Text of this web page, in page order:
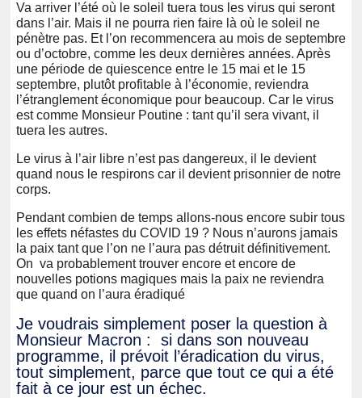
Va arriver l’été où le soleil tuera tous les virus qui seront
dans l’air. Mais il ne pourra rien faire là où le soleil ne
pénètre pas. Et l’on recommencera au mois de septembre
ou d’octobre, comme les deux dernières années. Après
une période de quiescence entre le 15 mai et le 15
septembre, plutôt profitable à l’économie, reviendra
l’étranglement économique pour beaucoup. Car le virus
est comme Monsieur Poutine : tant qu’il sera vivant, il
tuera les autres.
Le virus à l’air libre n’est pas dangereux, il le devient
quand nous le respirons car il devient prisonnier de notre
corps.
Pendant combien de temps allons-nous encore subir tous
les effets néfastes du COVID 19 ? Nous n’aurons jamais
la paix tant que l’on ne l’aura pas détruit définitivement.
On va probablement trouver encore et encore de
nouvelles potions magiques mais la paix ne reviendra
que quand on l’aura éradiqué
Je voudrais simplement poser la question à
Monsieur Macron : si dans son nouveau
programme, il prévoit l’éradication du virus,
tout simplement, parce que tout ce qui a été
fait à ce jour est un échec.